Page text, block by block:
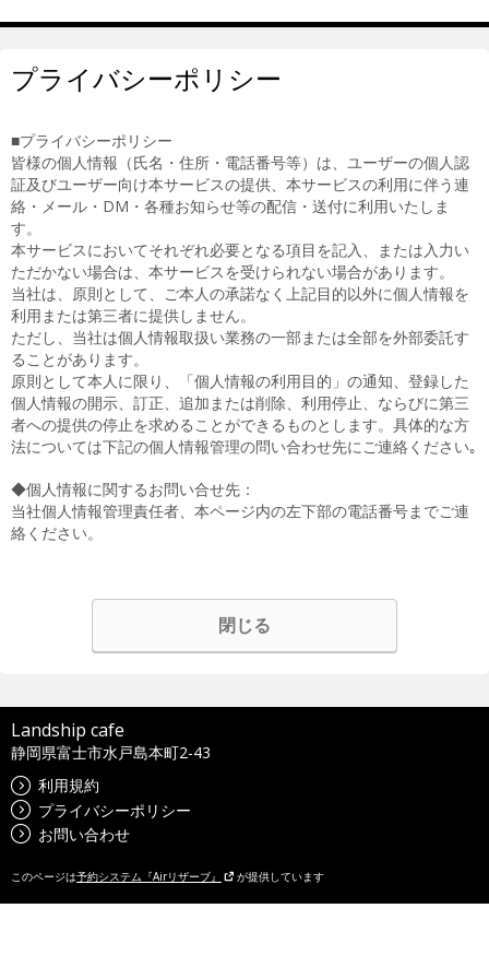
プライバシーポリシー
■プライバシーポリシー
皆様の個人情報（氏名・住所・電話番号等）は、ユーザーの個人認
証及びユーザー向け本サービスの提供、本サービスの利用に伴う連
絡・メール・DM・各種お知らせ等の配信・送付に利用いたしま
す。
本サービスにおいてそれぞれ必要となる項目を記入、または入力い
ただかない場合は、本サービスを受けられない場合があります。
当社は、原則として、ご本人の承諾なく上記目的以外に個人情報を
利用または第三者に提供しません。
ただし、当社は個人情報取扱い業務の一部または全部を外部委託す
ることがあります。
原則として本人に限り、「個人情報の利用目的」の通知、登録した
個人情報の開示、訂正、追加または削除、利用停止、ならびに第三
者への提供の停止を求めることができるものとします。具体的な方
法については下記の個人情報管理の問い合わせ先にご連絡ください｡
◆個人情報に関するお問い合せ先：
当社個人情報管理責任者、本ページ内の左下部の電話番号までご連
絡ください。
閉じる
Landship cafe
静岡県富士市水戸島本町2-43
利用規約
プライバシーポリシー
お問い合わせ
このページは予約システム『Airリザーブ』 が提供しています